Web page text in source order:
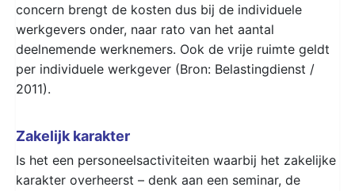
concern brengt de kosten dus bij de individuele
werkgevers onder, naar rato van het aantal
deelnemende werknemers. Ook de vrije ruimte geldt
per individuele werkgever (Bron: Belastingdienst /
2011).
Zakelijk karakter
Is het een personeelsactiviteiten waarbij het zakelijke
karakter overheerst – denk aan een seminar, de